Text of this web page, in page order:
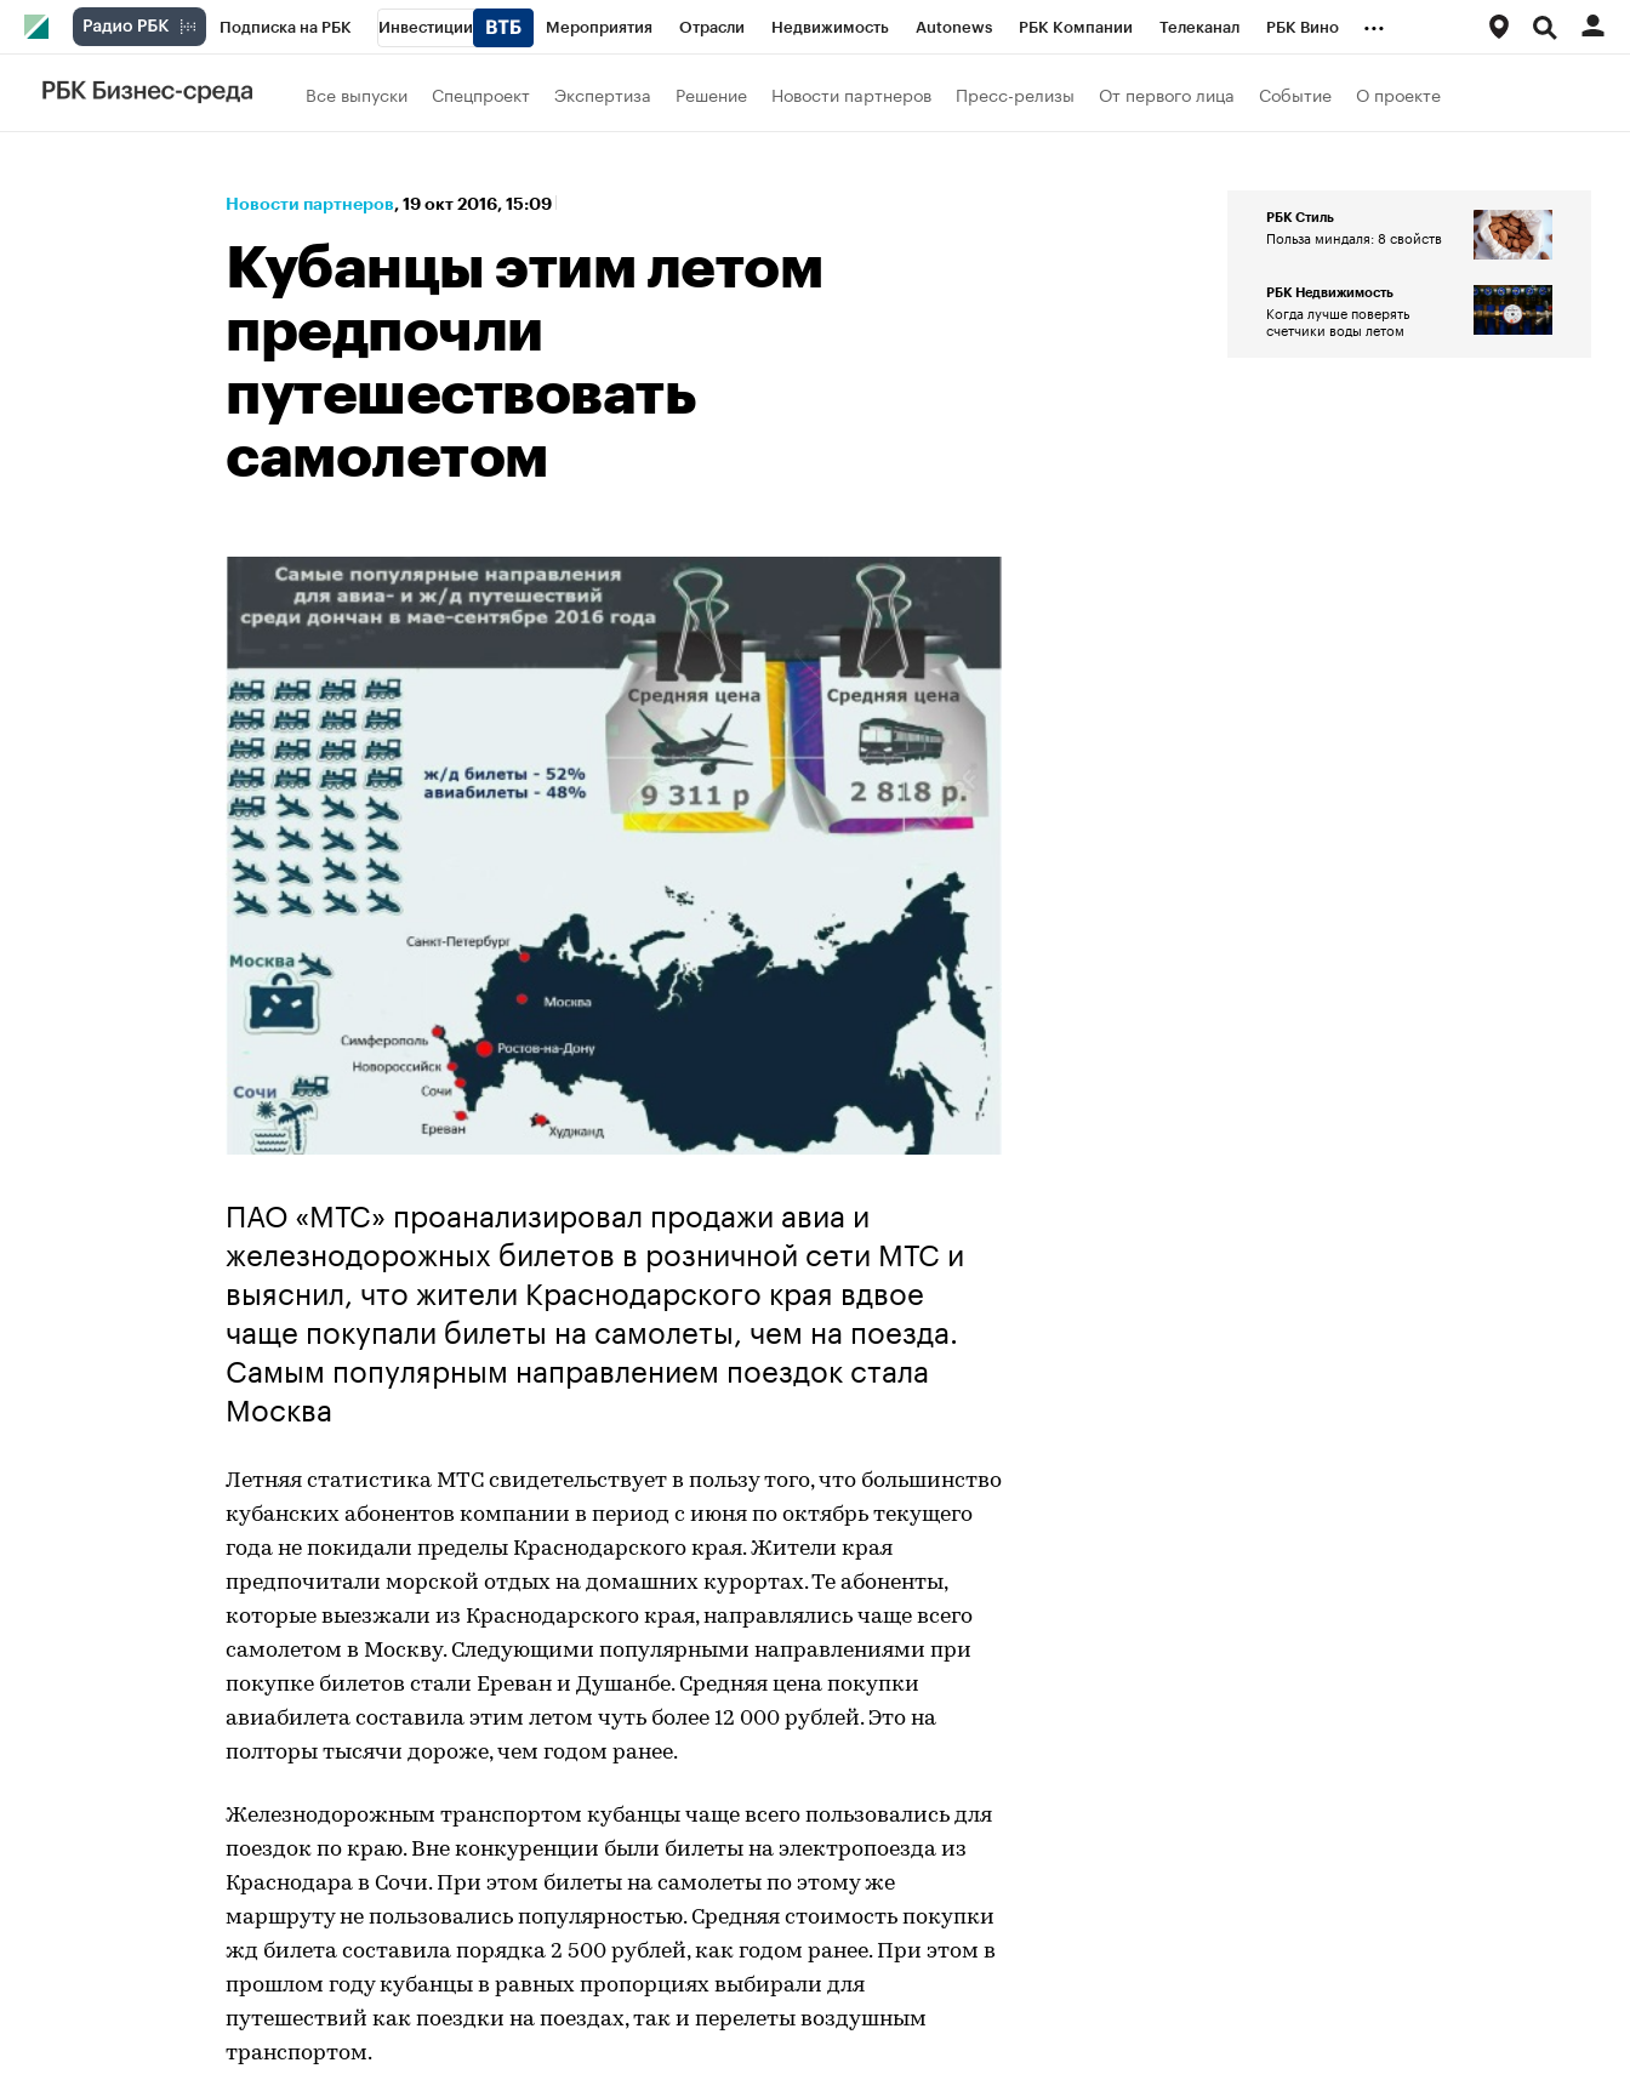
Подписка на РБК Инвестиции Мероприятия Отрасли Недвижимость Autonews РБК Компании Телеканал РБК Вино
Спорт
Технологии и медиа
...
Все выпуски Спецпроект Экспертиза Решение Новости партнеров Пресс-релизы От первого лица Событие О проекте
Новости партнеров⁠, 19 окт 2016, 15:09
Кубанцы этим летом
предпочли
путешествовать
самолетом
ПАО «МТС» проанализировал продажи авиа и
железнодорожных билетов в розничной сети МТС и
выяснил, что жители Краснодарского края вдвое
чаще покупали билеты на самолеты, чем на поезда.
Самым популярным направлением поездок стала
Москва
Летняя статистика МТС свидетельствует в пользу того, что большинство
кубанских абонентов компании в период с июня по октябрь текущего
года не покидали пределы Краснодарского края. Жители края
предпочитали морской отдых на домашних курортах. Те абоненты,
которые выезжали из Краснодарского края, направлялись чаще всего
самолетом в Москву. Следующими популярными направлениями при
покупке билетов стали Ереван и Душанбе. Средняя цена покупки
авиабилета составила этим летом чуть более 12 000 рублей. Это на
полторы тысячи дороже, чем годом ранее.
Железнодорожным транспортом кубанцы чаще всего пользовались для
поездок по краю. Вне конкуренции были билеты на электропоезда из
Краснодара в Сочи. При этом билеты на самолеты по этому же
маршруту не пользовались популярностью. Средняя стоимость покупки
жд билета составила порядка 2 500 рублей, как годом ранее. При этом в
прошлом году кубанцы в равных пропорциях выбирали для
путешествий как поездки на поездах, так и перелеты воздушным
транспортом.
РБК Стиль
Польза миндаля: 8 свойств
РБК Недвижимость
Когда лучше поверять
счетчики воды летом